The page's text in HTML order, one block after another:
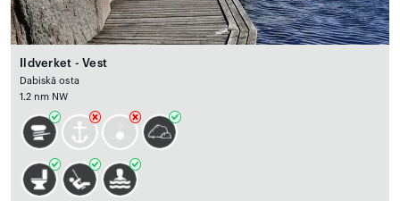
Ildverket - Vest
Dabiskā osta
1.2 nm NW